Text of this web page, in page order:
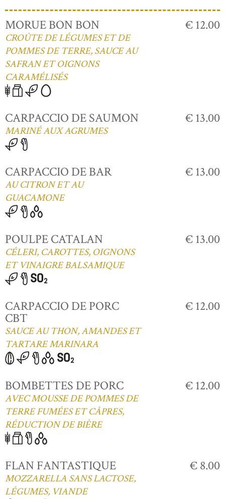
MORUE BON BON
CROÛTE DE LÉGUMES ET DE
POMMES DE TERRE, SAUCE AU
SAFRAN ET OIGNONS
CARAMÉLISÉS
€ 12.00
CARPACCIO DE SAUMON
MARINÉ AUX AGRUMES
€ 13.00
CARPACCIO DE BAR
AU CITRON ET AU
GUACAMONE
€ 13.00
POULPE CATALAN
CÉLERI, CAROTTES, OIGNONS
ET VINAIGRE BALSAMIQUE
€ 13.00
CARPACCIO DE PORC
CBT
SAUCE AU THON, AMANDES ET
TARTARE MARINARA
€ 12.00
BOMBETTES DE PORC
AVEC MOUSSE DE POMMES DE
TERRE FUMÉES ET CÂPRES,
RÉDUCTION DE BIÈRE
€ 12.00
FLAN FANTASTIQUE
MOZZARELLA SANS LACTOSE,
LÉGUMES, VIANDE
€ 8.00